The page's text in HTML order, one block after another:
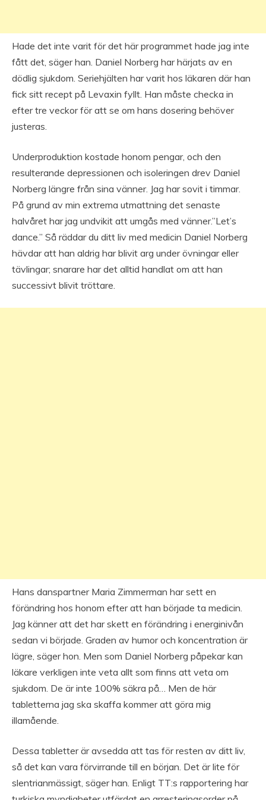
Hade det inte varit för det här programmet hade jag inte
fått det, säger han. Daniel Norberg har härjats av en
dödlig sjukdom. Seriehjälten har varit hos läkaren där han
fick sitt recept på Levaxin fyllt. Han måste checka in
efter tre veckor för att se om hans dosering behöver
justeras.
Underproduktion kostade honom pengar, och den
resulterande depressionen och isoleringen drev Daniel
Norberg längre från sina vänner. Jag har sovit i timmar.
På grund av min extrema utmattning det senaste
halvåret har jag undvikit att umgås med vänner.”Let’s
dance.” Så räddar du ditt liv med medicin Daniel Norberg
hävdar att han aldrig har blivit arg under övningar eller
tävlingar; snarare har det alltid handlat om att han
successivt blivit tröttare.
Hans danspartner Maria Zimmerman har sett en
förändring hos honom efter att han började ta medicin.
Jag känner att det har skett en förändring i energinivån
sedan vi började. Graden av humor och koncentration är
lägre, säger hon. Men som Daniel Norberg påpekar kan
läkare verkligen inte veta allt som finns att veta om
sjukdom. De är inte 100% säkra på… Men de här
tabletterna jag ska skaffa kommer att göra mig
illamående.
Dessa tabletter är avsedda att tas för resten av ditt liv,
så det kan vara förvirrande till en början. Det är lite för
slentrianmässigt, säger han. Enligt TT:s rapportering har